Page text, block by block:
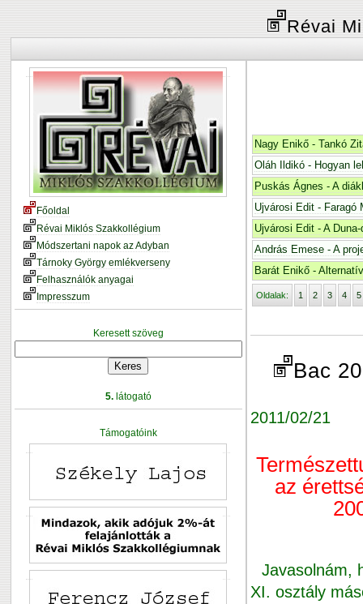
Révai
Főoldal
Révai Miklós Szakkollégium
Módszertani napok az Adyban
Tárnoky György emlékverseny
Felhasználók anyagai
Impresszum
Keresett szöveg
5.látogató
Támogatóink
Nagy Enikő - Tankó
Oláh Ildikó - Hogyan
Puskás Ágnes - A
Ujvárosi Edit - Faragó
Ujvárosi Edit - A
András Emese - A
Barát Enikő -
Oldalak: 1 2 3 4 5
Bac
2011/02/21
az
Javasolnám,
XI. osztály